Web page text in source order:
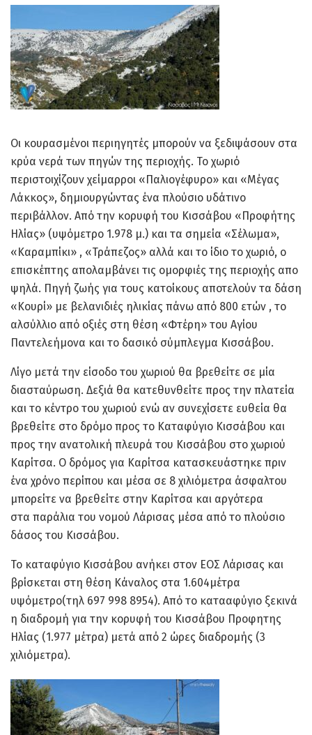
Οι κουρασμένοι περιηγητές μπορούν να ξεδιψάσουν στα
κρύα νερά των πηγών της περιοχής. Το χωριό
περιστοιχίζουν χείμαρροι «Παλιογέφυρο» και «Μέγας
Λάκκος», δημιουργώντας ένα πλούσιο υδάτινο
περιβάλλον. Από την κορυφή του Κισσάβου «Προφήτης
Ηλίας» (υψόμετρο 1.978 μ.) και τα σημεία «Σέλωμα»,
«Καραμπίκι» , «Τράπεζος» αλλά και το ίδιο το χωριό, ο
επισκέπτης απολαμβάνει τις ομορφιές της περιοχής απο
ψηλά. Πηγή ζωής για τους κατοίκους αποτελούν τα δάση
«Κουρί» με βελανιδιές ηλικίας πάνω από 800 ετών , το
αλσύλλιο από οξιές στη θέση «Φτέρη» του Αγίου
Παντελεήμονα και το δασικό σύμπλεγμα Κισσάβου.
Λίγο μετά την είσοδο του χωριού θα βρεθείτε σε μία
διασταύρωση. Δεξιά θα κατεθυνθείτε προς την πλατεία
και το κέντρο του χωριού ενώ αν συνεχίσετε ευθεία θα
βρεθείτε στο δρόμο προς το Καταφύγιο Κισσάβου και
προς την ανατολική πλευρά του Κισσάβου στο χωριού
Καρίτσα. Ο δρόμος για Καρίτσα κατασκευάστηκε πριν
ένα χρόνο περίπου και μέσα σε 8 χιλιόμετρα άσφαλτου
μπορείτε να βρεθείτε στην Καρίτσα και αργότερα
στα παράλια του νομού Λάρισας μέσα από το πλούσιο
δάσος του Κισσάβου.
Το καταφύγιο Κισσάβου ανήκει στον ΕΟΣ Λάρισας και
βρίσκεται στη θέση Κάναλος στα 1.604μέτρα
υψόμετρο(τηλ 697 998 8954). Από το κατααφύγιο ξεκινά
η διαδρομή για την κορυφή του Κισσάβου Προφητης
Ηλίας (1.977 μέτρα) μετά από 2 ώρες διαδρομής (3
χιλιόμετρα).